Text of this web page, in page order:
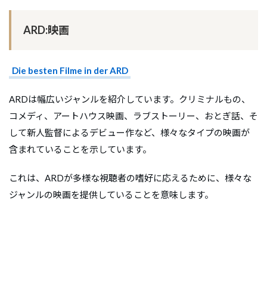
ARD:映画
Die besten Filme in der ARD
ARDは幅広いジャンルを紹介しています。クリミナルもの、
コメディ、アートハウス映画、ラブストーリー、おとぎ話、そ
して新人監督によるデビュー作など、様々なタイプの映画が
含まれていることを示しています。
これは、ARDが多様な視聴者の嗜好に応えるために、様々な
ジャンルの映画を提供していることを意味します。